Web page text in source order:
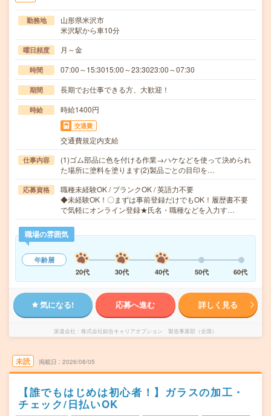
勤務地
山形県米沢市
米沢駅から車10分
曜日頻度 月～金
時間 07:00～15:3015:00～23:3023:00～07:30
期間 長期でお仕事できる方、大歓迎！
時給 時給1400円
交通費
交通費規定内支給
仕事内容
(1)ゴム部品に色を付ける作業→ハケなどを使って決められ
た場所に塗料を塗ります(2)製品ごとの目印を…
応募資格
職種未経験OK / ブランクOK / 英語力不要
◆未経験OK！〇まずは事前登録だけでもOK！履歴書不要
で気軽にオンライン登録★氏名・職種などを入力す…
職場の雰囲気
年齢層
20代
30代 40代 50代 60代
気になる! 応募へ進む 詳しく見る
派遣会社 株式会社綜合キャリアオプション 製造事業部（全国）
未読 掲載日 2026/08/05
【誰でもはじめは初心者！】ガラスの加工・
チェック/日払いOK